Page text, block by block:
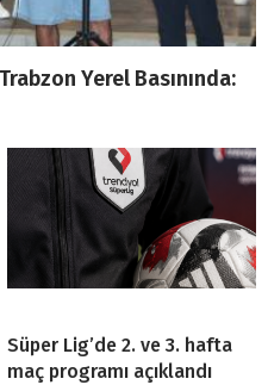
Yerel Basınında:
Süper Lig’de 2. ve 3. hafta
maç programı açıklandı